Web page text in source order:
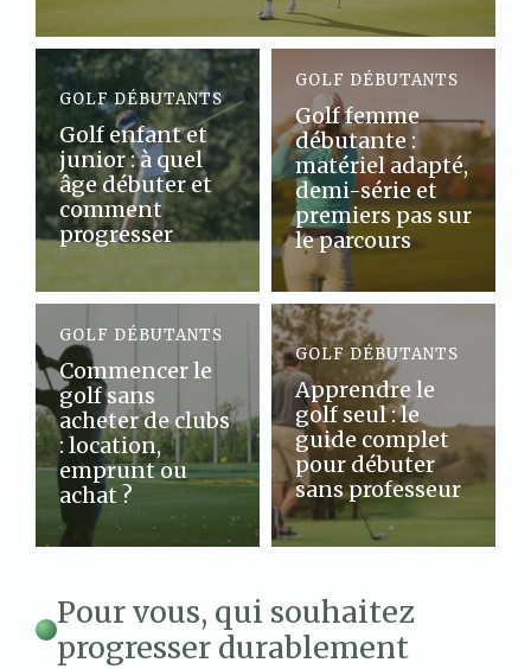
GOLF DÉBUTANTS
Golf enfant et
junior : à quel
âge débuter et
comment
progresser
GOLF DÉBUTANTS
Golf femme
débutante :
matériel adapté,
demi-série et
premiers pas sur
le parcours
GOLF DÉBUTANTS
Commencer le
golf sans
acheter de clubs
: location,
emprunt ou
achat ?
GOLF DÉBUTANTS
Apprendre le
golf seul : le
guide complet
pour débuter
sans professeur
Pour vous, qui souhaitez
progresser durablement